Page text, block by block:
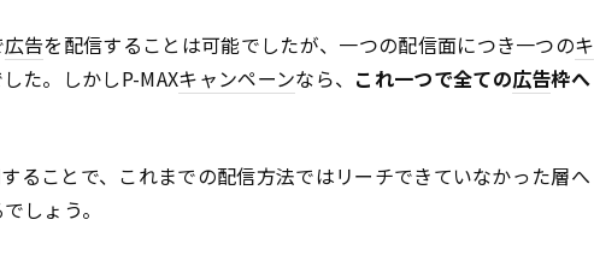
広告を配信することは可能でしたが、一つの配信面につき一つのキ
た。しかしP-MAXキャンペーンなら、 これ一つで全ての広告枠へ
ることで、これまでの配信方法ではリーチできていなかった層へ
しょう。